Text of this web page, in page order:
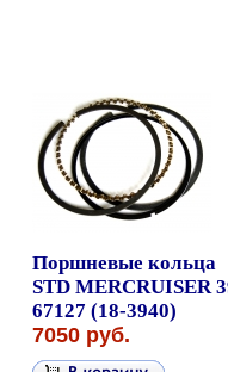
Поршневые кольца
STD MERCRUISER
67127 (18-3940)
7050 руб.